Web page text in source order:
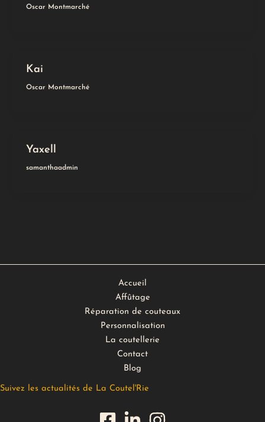
Oscar Montmarché
Kai
Oscar Montmarché
Yaxell
samanthaadmin
Accueil
Affûtage
Réparation de couteaux
Personnalisation
La coutellerie
Contact
Blog
Suivez les actualités de La Coutel'Rie